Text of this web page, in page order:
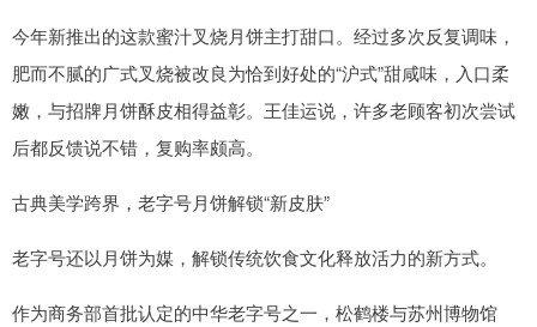
今年新推出的这款蜜汁叉烧月饼主打甜口。经过多次反复调味，
肥而不腻的广式叉烧被改良为恰到好处的“沪式”甜咸味，入口柔
嫩，与招牌月饼酥皮相得益彰。王佳运说，许多老顾客初次尝试
后都反馈说不错，复购率颇高。
古典美学跨界，老字号月饼解锁“新皮肤”
老字号还以月饼为媒，解锁传统饮食文化释放活力的新方式。
作为商务部首批认定的中华老字号之一，松鹤楼与苏州博物馆